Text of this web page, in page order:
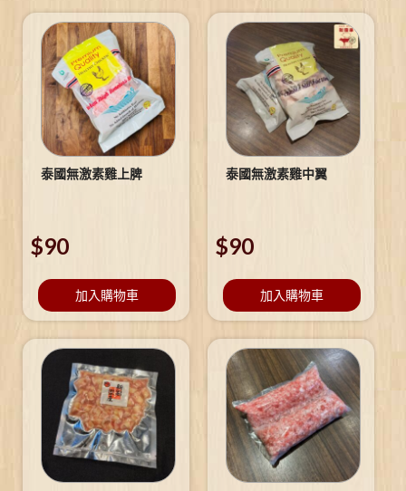
泰國無激素雞上脾
$90
加入購物車
泰國無激素雞中翼
$90
加入購物車